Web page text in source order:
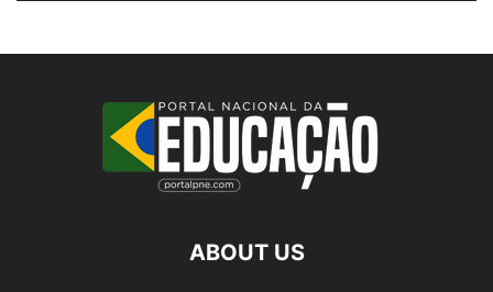
ABOUT US